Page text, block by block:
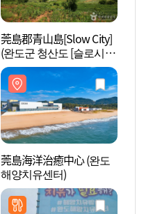
莞島郡青山島[Slow City]
(완도군 청산도 [슬로시
티])
莞島海洋治癒中心 (완도
해양치유센터)